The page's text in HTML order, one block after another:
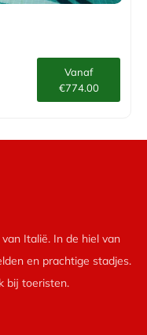
Vanaf
€774.00
Italië. In de hiel van
en prachtige stadjes.
bij toeristen.